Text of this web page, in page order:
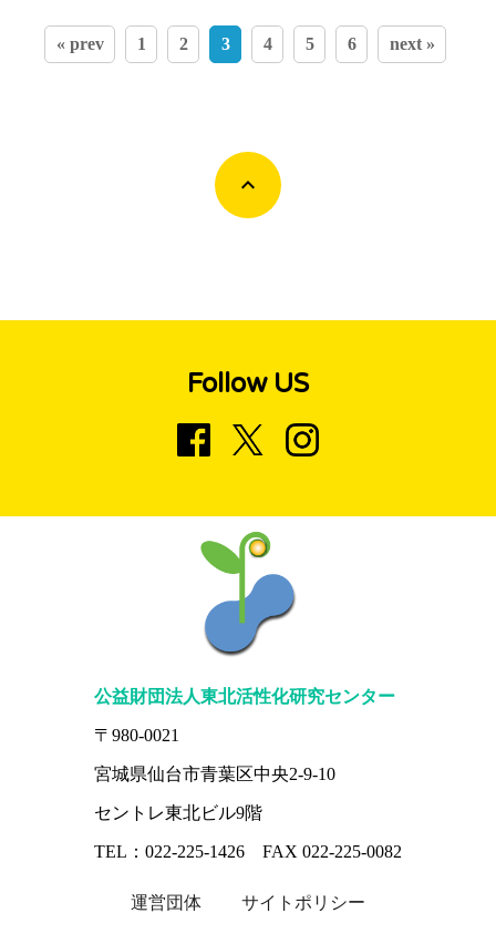
« prev 1 2 3 4 5 6 next »
Follow US
公益財団法人東北活性化研究センター
〒980-0021
宮城県仙台市青葉区中央2-9-10
セントレ東北ビル9階
TEL：022-225-1426 FAX 022-225-0082
運営団体 サイトポリシー